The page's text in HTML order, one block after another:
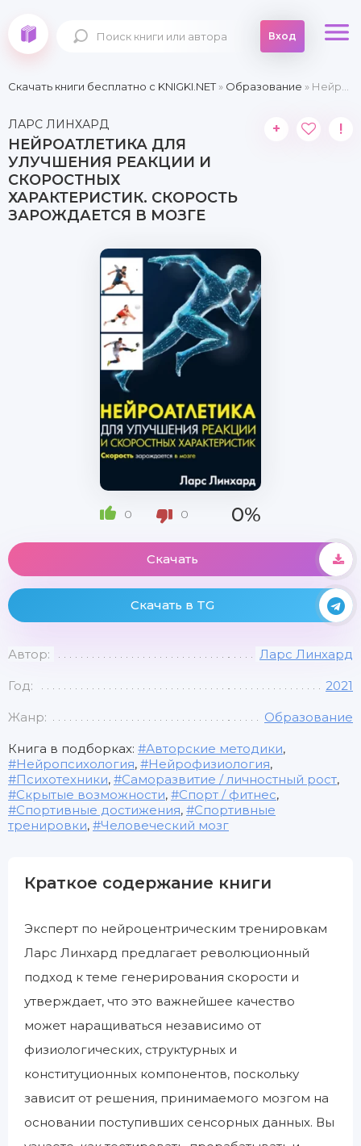
Вход
Скачать книги бесплатно c KNIGKI.NET» Образование » Нейроатлетика для улучшения реакции и скоростных характеристик. Скорость зарождается в мозге
ЛАРС ЛИНХАРД
НЕЙРОАТЛЕТИКА ДЛЯ
УЛУЧШЕНИЯ РЕАКЦИИ И
СКОРОСТНЫХ
ХАРАКТЕРИСТИК. СКОРОСТЬ
ЗАРОЖДАЕТСЯ В МОЗГЕ
+ !
0 0 0%
Скачать
Скачать в TG
Автор: Ларс Линхард
Год: 2021
Жанр: Образование
Книга в подборках: Авторские методики,
Нейропсихология, Нейрофизиология,
Психотехники, Саморазвитие / личностный рост,
Скрытые возможности, Спорт / фитнес,
Спортивные достижения,
Спортивные
тренировки, Человеческий мозг
Краткое содержание книги
Эксперт по нейроцентрическим тренировкам
Ларс Линхард предлагает революционный
подход к теме генерирования скорости и
утверждает, что это важнейшее качество
может наращиваться независимо от
физиологических, структурных и
конституционных компонентов, поскольку
зависит от решения, принимаемого мозгом на
основании поступивших сенсорных данных. Вы